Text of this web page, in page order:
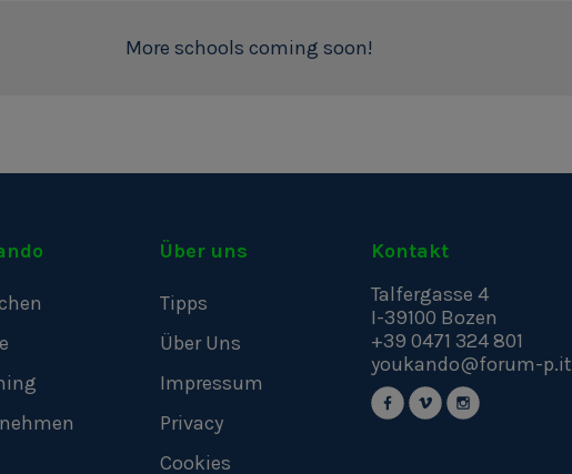
More schools coming soon!
Über uns
Tipps
Über Uns
Impressum
Privacy
Cookies
Kontakt
Talfergasse 4
I-39100 Bozen
+39 0471 324 801
youkando@forum-p.it